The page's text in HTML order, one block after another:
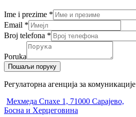
Ime i prezime *
Email *
Broj telefona *
Poruka
Пошаљи поруку
Регулаторна агенција за комуникације
Мехмеда Спахе 1, 71000 Сарајево,
Босна и Херцеговина